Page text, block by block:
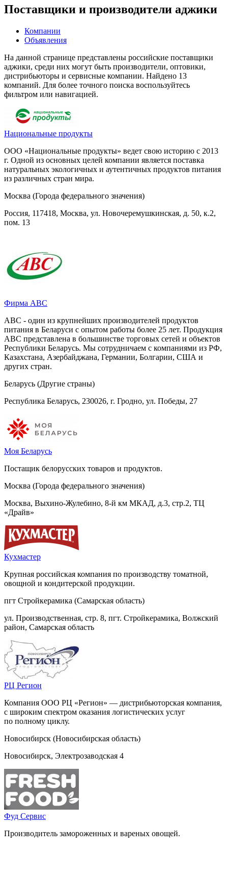
Поставщики и производители аджики
Компании
Объявления
На данной странице представлены российские поставщики
аджики, среди них могут быть производители, оптовики,
дистрибьюторы и сервисные компании. Найдено 13
компаний. Для более точного поиска воспользуйтесь
фильтром или навигацией.
Национальные продукты
ООО «Национальные продукты» ведет свою историю с 2013
г. Одной из основных целей компании является поставка
натуральных экологичных и аутентичных продуктов питания
из различных стран мира.
Москва (Города федерального значения)
Россия, 117418, Москва, ул. Новочеремушкинская, д. 50, к.2,
пом. 13
Фирма АВС
АВС - один из крупнейших производителей продуктов
питания в Беларуси с опытом работы более 25 лет. Продукция
АВС представлена в большинстве торговых сетей и объектов
Республики Беларусь. Мы сотрудничаем с компаниями из РФ,
Казахстана, Азербайджана, Германии, Болгарии, США и
других стран.
Беларусь (Другие страны)
Республика Беларусь, 230026, г. Гродно, ул. Победы, 27
Моя Беларусь
Постащик белорусских товаров и продуктов.
Москва (Города федерального значения)
Москва, Выхино-Жулебино, 8-й км МКАД, д.3, стр.2, ТЦ
«Драйв»
Кухмастер
Крупная российская компания по производству томатной,
овощной и кондитерской продукции.
пгт Стройкерамика (Самарская область)
ул. Производственная, стр. 8, пгт. Стройкерамика, Волжский
район, Самарская область
РЦ Регион
Компания ООО РЦ «Регион» — дистрибьюторская компания,
с широким спектром оказания логистических услуг
по полному циклу.
Новосибирск (Новосибирская область)
Новосибирск, Электрозаводская 4
Фуд Сервис
Производитель замороженных и вареных овощей.